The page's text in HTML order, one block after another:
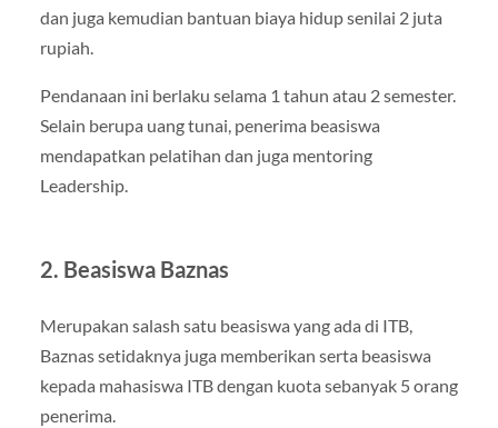
dan juga kemudian bantuan biaya hidup senilai 2 juta
rupiah.
Pendanaan ini berlaku selama 1 tahun atau 2 semester.
Selain berupa uang tunai, penerima beasiswa
mendapatkan pelatihan dan juga mentoring
Leadership.
2. Beasiswa Baznas
Merupakan salash satu beasiswa yang ada di ITB,
Baznas setidaknya juga memberikan serta beasiswa
kepada mahasiswa ITB dengan kuota sebanyak 5 orang
penerima.